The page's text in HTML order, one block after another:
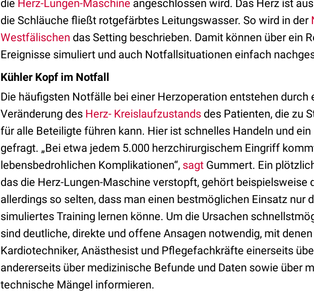
die Herz-Lungen-Maschine angeschlossen wird. Das Herz ist
die Schläuche fließt rotgefärbtes Leitungswasser. So wird in der
Westfälischen das Setting beschrieben. Damit können über ein
Ereignisse simuliert und auch Notfallsituationen einfach
Kühler Kopf im Notfall
Die häufigsten Notfälle bei einer Herzoperation entstehen durch
Veränderung des Herz- Kreislaufzustands des Patienten, die zu
für alle Beteiligte führen kann. Hier ist schnelles Handeln und
gefragt. „Bei etwa jedem 5.000 herzchirurgischem Eingriff
lebensbedrohlichen Komplikationen“, sagt Gummert. Ein
das die Herz-Lungen-Maschine verstopft, gehört beispielsweise
allerdings so selten, dass man einen bestmöglichen Einsatz nur
simuliertes Training lernen könne. Um die Ursachen
sind deutliche, direkte und offene Ansagen notwendig, mit
Kardiotechniker, Anästhesist und Pflegefachkräfte einerseits
andererseits über medizinische Befunde und Daten sowie über
technische Mängel informieren.